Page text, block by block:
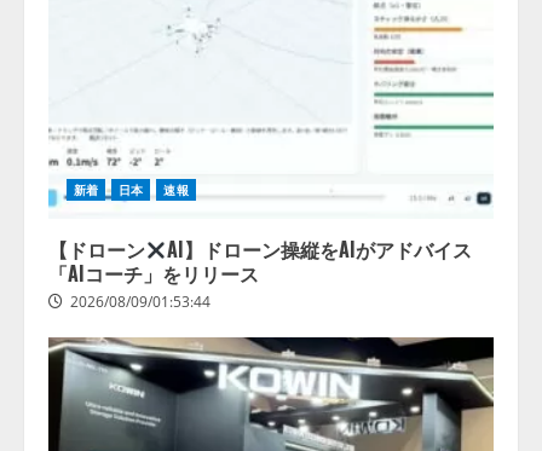
新着 日本 速報
【ドローン
AI】ドローン操縦をAIがアドバイス
「AIコーチ」をリリース
2026/08/09/01:53:44